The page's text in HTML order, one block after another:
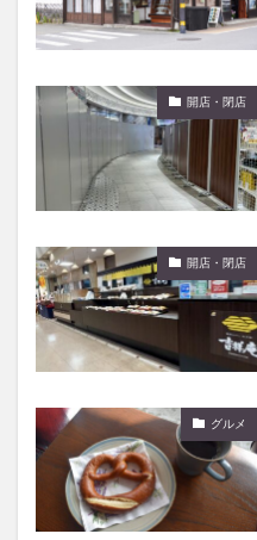
開店・閉店
開店・閉店
グルメ